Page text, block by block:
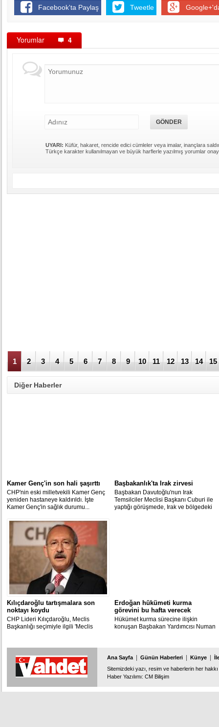
Facebook'ta Paylaş Tweetle
Yorumlar 4
UYARI: Küfür, hakaret, rencide edici cümleler veya imalar, inançlara
Türkçe karakter kullanılmayan ve büyük harflerle yazılmış yorumlar
1 2 3 4 5 6 7 8 9 10 11 12 13 14 15
Diğer Haberler
Kamer Genç'in son hali şaşırttı
CHP'nin eski milletvekili Kamer Genç
yeniden hastaneye kaldırıldı. İşte
Kamer Genç'in sağlık durumu...
Başbakanlık'ta Irak zirvesi
Başbakan Davutoğlu'nun Irak
Temsilciler Meclisi Başkanı Cuburi ile
yaptığı görüşmede, Irak ve bölgedeki
Kılıçdaroğlu tartışmalara son
noktayı koydu
CHP Lideri Kılıçdaroğlu, Meclis
Başkanlığı seçimiyle ilgili 'Meclis
Erdoğan hükümeti kurma
görevini bu hafta verecek
Hükümet kurma sürecine ilişkin
konuşan Başbakan Yardımcısı Numan
Ana Sayfa | Günün Haberleri | Künye |
Sitemizdeki yazı, resim ve haberlerin her
Haber Yazılımı: CM Bilişim